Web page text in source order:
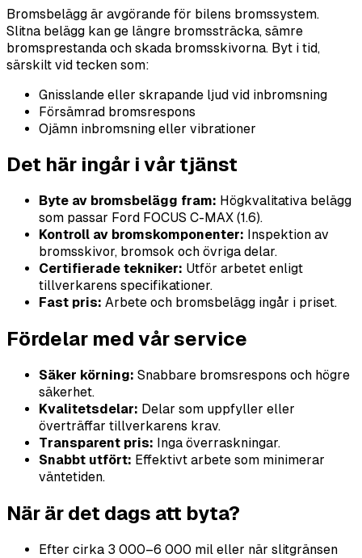
Bromsbelägg är avgörande för bilens bromssystem.
Slitna belägg kan ge längre bromssträcka, sämre
bromsprestanda och skada bromsskivorna. Byt i tid,
särskilt vid tecken som:
Gnisslande eller skrapande ljud vid inbromsning
Försämrad bromsrespons
Ojämn inbromsning eller vibrationer
Det här ingår i vår tjänst
Byte av bromsbelägg fram: Högkvalitativa belägg
som passar Ford FOCUS C-MAX (1.6).
Kontroll av bromskomponenter: Inspektion av
bromsskivor, bromsok och övriga delar.
Certifierade tekniker: Utför arbetet enligt
tillverkarens specifikationer.
Fast pris: Arbete och bromsbelägg ingår i priset.
Fördelar med vår service
Säker körning: Snabbare bromsrespons och högre
säkerhet.
Kvalitetsdelar: Delar som uppfyller eller
överträffar tillverkarens krav.
Transparent pris: Inga överraskningar.
Snabbt utfört: Effektivt arbete som minimerar
väntetiden.
När är det dags att byta?
Efter cirka 3 000–6 000 mil eller när slitgränsen